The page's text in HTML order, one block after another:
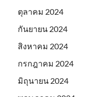
ตุลาคม 2024
กันยายน 2024
สิงหาคม 2024
กรกฎาคม 2024
มิถุนายน 2024